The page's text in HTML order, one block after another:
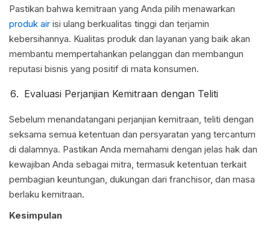
Pastikan bahwa kemitraan yang Anda pilih menawarkan
produk air isi ulang berkualitas tinggi dan terjamin
kebersihannya. Kualitas produk dan layanan yang baik akan
membantu mempertahankan pelanggan dan membangun
reputasi bisnis yang positif di mata konsumen.
Evaluasi Perjanjian Kemitraan dengan Teliti
Sebelum menandatangani perjanjian kemitraan, teliti dengan
seksama semua ketentuan dan persyaratan yang tercantum
di dalamnya. Pastikan Anda memahami dengan jelas hak dan
kewajiban Anda sebagai mitra, termasuk ketentuan terkait
pembagian keuntungan, dukungan dari franchisor, dan masa
berlaku kemitraan.
Kesimpulan